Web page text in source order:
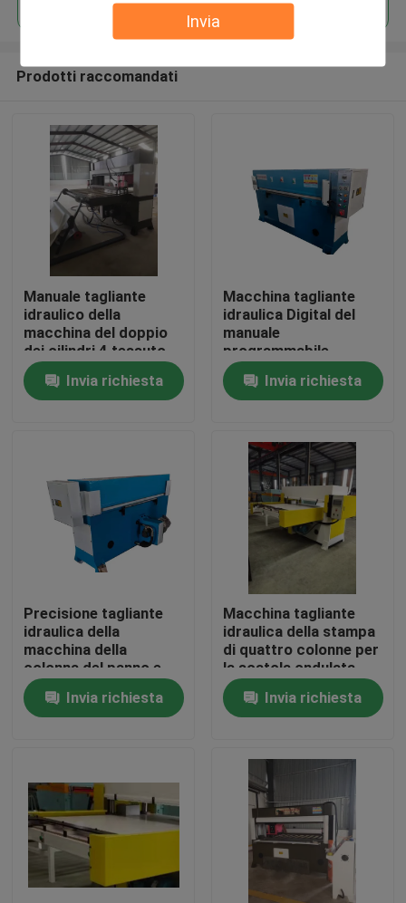
Invia
Casa
Circa noi
Giro della fabbrica
Controllo di qualità
Contattici
Richieda una citazione
Macchina tagliante idraulica
Macchina tagliante della pressa idraulica
Tagliatrice idraulica del braccio dell'oscillazione
Prodotti raccomandati
Manuale tagliante
idraulico della
macchina del doppio
dei cilindri 4 tessuto
della colonna
Invia richiesta
Macchina tagliante
idraulica Digital del
manuale
programmabile
Invia richiesta
Precisione tagliante
idraulica della
macchina della
colonna del panno e
del cuoio quattro
Invia richiesta
Macchina tagliante
idraulica della stampa
di quattro colonne per
la scatola ondulata
Invia richiesta